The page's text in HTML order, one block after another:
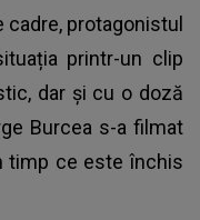
protagonistul
printr-un clip
dar și cu o doză
Burcea s-a filmat
timp ce este închis